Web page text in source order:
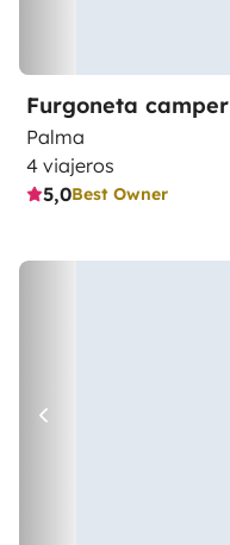
Furgoneta camper
Palma
4 viajeros
5,0Best Owner